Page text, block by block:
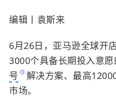
编辑丨袁斯来
6月26日，亚马逊全球开
3000个具备长期投入意愿
号
解决方案、最高
市场。